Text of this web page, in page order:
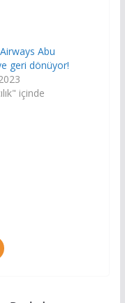
Abu
geri dönüyor!
içinde